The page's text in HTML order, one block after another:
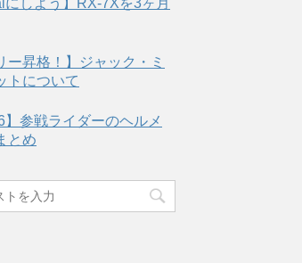
にしよう】RX-7Xを3ヶ月
ー昇格！】ジャック・ミ
トについて
】参戦ライダーのヘルメ
とめ